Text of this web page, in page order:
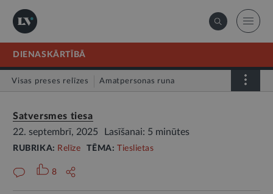
DIENASKĀRTĪBĀ
Visas preses relīzes Amatpersonas runa
Satversmes tiesa
22. septembrī, 2025
Lasīšanai: 5 minūtes
RUBRIKA: Relīze TĒMA: Tieslietas
8